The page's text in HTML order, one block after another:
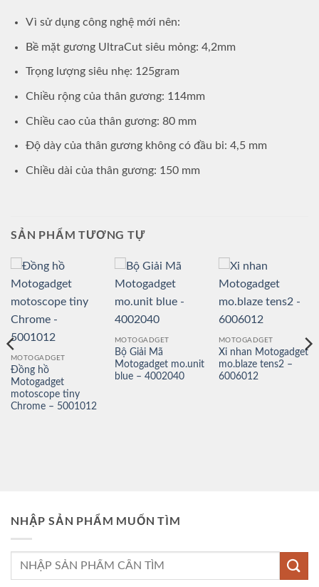
Vì sử dụng công nghệ mới nên:
Bề mặt gương UltraCut siêu mỏng: 4,2mm
Trọng lượng siêu nhẹ: 125gram
Chiều rộng của thân gương: 114mm
Chiều cao của thân gương: 80 mm
Độ dày của thân gương không có đầu bi: 4,5 mm
Chiều dài của thân gương: 150 mm
SẢN PHẨM TƯƠNG TỰ
MOTOGADGET
Đồng hồ
Motogadget
motoscope tiny
Chrome – 5001012
MOTOGADGET
Bộ Giải Mã
Motogadget mo.unit
blue – 4002040
MOTOGADGET
Xi nhan Motogadget
mo.blaze tens2 –
6006012
NHẬP SẢN PHẨM MUỐN TÌM
Tìm